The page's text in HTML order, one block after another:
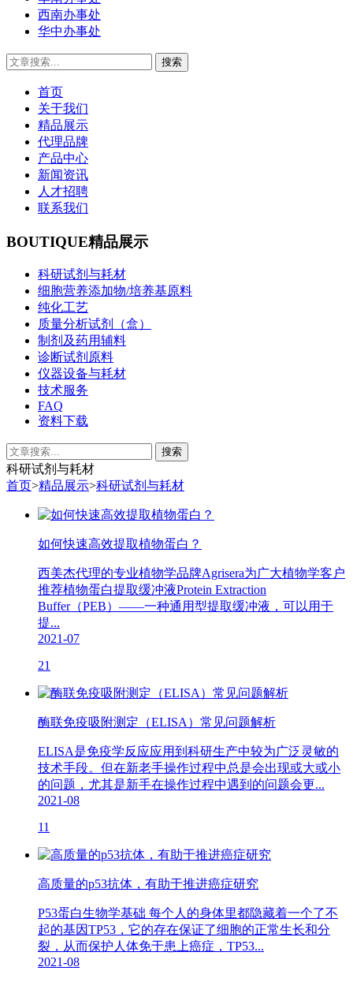
西南办事处
华中办事处
首页
关于我们
精品展示
代理品牌
产品中心
新闻资讯
人才招聘
联系我们
BOUTIQUE精品展示
科研试剂与耗材
细胞营养添加物/培养基原料
纯化工艺
质量分析试剂（盒）
制剂及药用辅料
诊断试剂原料
仪器设备与耗材
技术服务
FAQ
资料下载
科研试剂与耗材
首页>精品展示>科研试剂与耗材
如何快速高效提取植物蛋白？
西美杰代理的专业植物学品牌Agrisera为广大植物学客户
推荐植物蛋白提取缓冲液Protein Extraction
Buffer（PEB）——一种通用型提取缓冲液，可以用于
提...
2021-07
21
酶联免疫吸附测定（ELISA）常见问题解析
ELISA是免疫学反应应用到科研生产中较为广泛灵敏的
技术手段。但在新老手操作过程中总是会出现或大或小
的问题，尤其是新手在操作过程中遇到的问题会更...
2021-08
11
高质量的p53抗体，有助于推进癌症研究
P53蛋白生物学基础 每个人的身体里都隐藏着一个了不
起的基因TP53，它的存在保证了细胞的正常生长和分
裂，从而保护人体免于患上癌症，TP53...
2021-08